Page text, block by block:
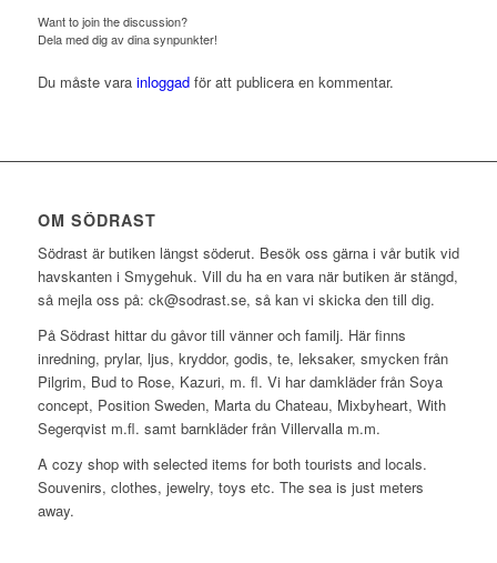
Want to join the discussion?
Dela med dig av dina synpunkter!
Du måste vara inloggadför att publicera en kommentar.
OM SÖDRAST
Södrast är butiken längst söderut. Besök oss gärna i vår butik vid
havskanten i Smygehuk. Vill du ha en vara när butiken är stängd,
så mejla oss på: ck@sodrast.se, så kan vi skicka den till dig.
På Södrast hittar du gåvor till vänner och familj. Här finns
inredning, prylar, ljus, kryddor, godis, te, leksaker, smycken från
Pilgrim, Bud to Rose, Kazuri, m. fl. Vi har damkläder från Soya
concept, Position Sweden, Marta du Chateau, Mixbyheart, With
Segerqvist m.fl. samt barnkläder från Villervalla m.m.
A cozy shop with selected items for both tourists and locals.
Souvenirs, clothes, jewelry, toys etc. The sea is just meters
away.